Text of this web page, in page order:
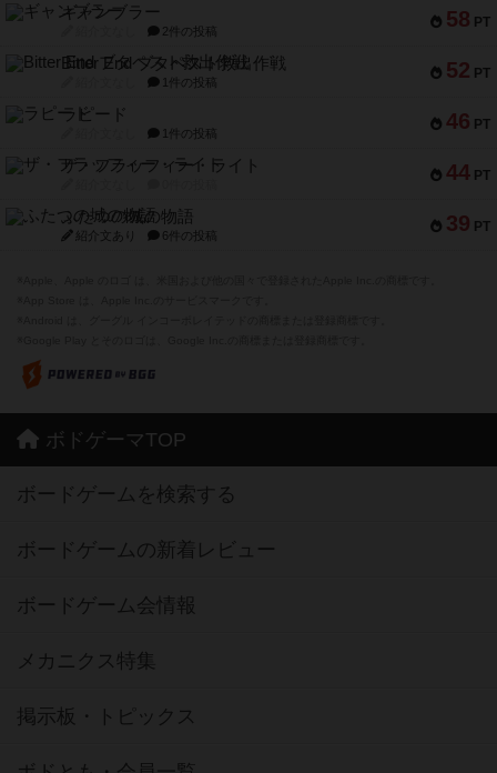
58 PT
ギャンブラー
2件の投稿
52 PT
Bitter End ブタペスト救出作戦
1件の投稿
46 PT
ラピード
1件の投稿
44 PT
ザ・フラッフィー・ライト
39 PT
ふたつの城の物語
紹介文あり 6件の投稿
ボドゲーマTOP
ボードゲームを検索する
ボードゲームの新着レビュー
ボードゲーム会情報
メカニクス特集
掲示板・トピックス